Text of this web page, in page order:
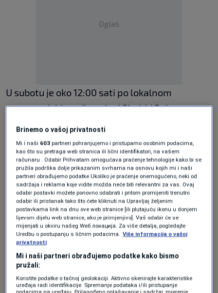
Oglas
U subotu je oko 12:00 sati po lokalnom
vremenu izbio požar u luci Shahid Rajaee,
tačnije u području kontejnerskog doka, prema
lokalnim medijima.
Početni izvještaji sugerišu na prisustvo
zapaljivih materijala u blizini mjesta
eksplozije.
Pozivajući se na svjedoke, izvještaji navode da
se manji požar brzo proširio i izazvao
eksploziju zbog temperature od 40 stepeni
Celzija i nakupljanja zapaljivih supstanci.
Brinemo o vašoj privatnosti
Mi i naši 603 partneri pohranjujemo i pristupamo osobnim podacima,
kao što su pretraga web stranica ili lični identifikatori, na vašem
računaru . Odabir Prihvatam omogućava praćenje tehnologije kako bi se
pružila podrška dolje prikazanim svrhama na osnovu kojih mi i naši
partneri obrađujemo podatke Ukoliko je praćenje onemogućeno, neki od
sadržaja i reklama koje vidite možda neće biti relevantni za vas. Ovaj
odabir postavki možete ponovno odabrati i pritom promijeniti trenutni
odabir ili pristanak tako što ćete kliknuti na Upravljaj željenim
postavkama link na dnu ove web stranice [ili plutajuću ikonu u donjem
lijevom dijelu web stranice, ako je primjenjivo]. Vaš odabir će se
mijenjati u okviru našeg Wеб локација. Za više detalja, pogledajte
Uredbu o postupanju s ličnim podacima. Više informacija o vašoj
privatnosti
Mi i naši partneri obrađujemo podatke kako bismo
pružali:
Koristite podatke o tačnoj geolokaciji. Aktivno skenirajte karakteristike
uređaja radi identifikacije. Spremanje podataka i/ili pristupanje